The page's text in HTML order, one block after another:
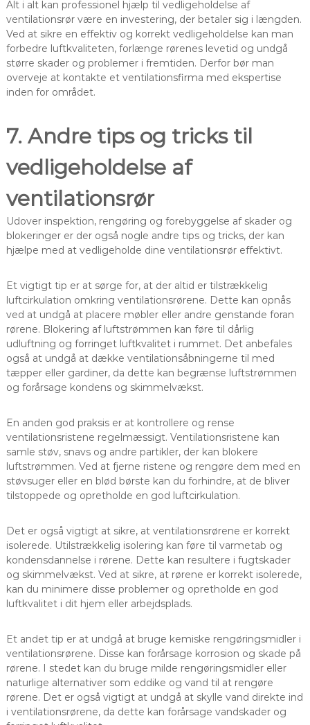
Alt i alt kan professionel hjælp til vedligeholdelse af
ventilationsrør være en investering, der betaler sig i længden.
Ved at sikre en effektiv og korrekt vedligeholdelse kan man
forbedre luftkvaliteten, forlænge rørenes levetid og undgå
større skader og problemer i fremtiden. Derfor bør man
overveje at kontakte et ventilationsfirma med ekspertise
inden for området.
7. Andre tips og tricks til
vedligeholdelse af
ventilationsrør
Udover inspektion, rengøring og forebyggelse af skader og
blokeringer er der også nogle andre tips og tricks, der kan
hjælpe med at vedligeholde dine ventilationsrør effektivt.
Et vigtigt tip er at sørge for, at der altid er tilstrækkelig
luftcirkulation omkring ventilationsrørene. Dette kan opnås
ved at undgå at placere møbler eller andre genstande foran
rørene. Blokering af luftstrømmen kan føre til dårlig
udluftning og forringet luftkvalitet i rummet. Det anbefales
også at undgå at dække ventilationsåbningerne til med
tæpper eller gardiner, da dette kan begrænse luftstrømmen
og forårsage kondens og skimmelvækst.
En anden god praksis er at kontrollere og rense
ventilationsristene regelmæssigt. Ventilationsristene kan
samle støv, snavs og andre partikler, der kan blokere
luftstrømmen. Ved at fjerne ristene og rengøre dem med en
støvsuger eller en blød børste kan du forhindre, at de bliver
tilstoppede og opretholde en god luftcirkulation.
Det er også vigtigt at sikre, at ventilationsrørene er korrekt
isolerede. Utilstrækkelig isolering kan føre til varmetab og
kondensdannelse i rørene. Dette kan resultere i fugtskader
og skimmelvækst. Ved at sikre, at rørene er korrekt isolerede,
kan du minimere disse problemer og opretholde en god
luftkvalitet i dit hjem eller arbejdsplads.
Et andet tip er at undgå at bruge kemiske rengøringsmidler i
ventilationsrørene. Disse kan forårsage korrosion og skade på
rørene. I stedet kan du bruge milde rengøringsmidler eller
naturlige alternativer som eddike og vand til at rengøre
rørene. Det er også vigtigt at undgå at skylle vand direkte ind
i ventilationsrørene, da dette kan forårsage vandskader og